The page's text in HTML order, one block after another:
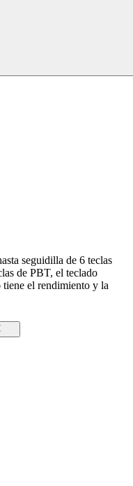
seguidilla de 6 teclas
de PBT, el teclado
el rendimiento y la